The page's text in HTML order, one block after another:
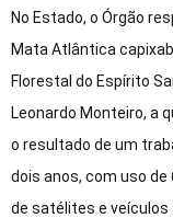
No Estado, o Órgão
Mata Atlântica
Florestal do Espírito
Leonardo Monteiro, a
o resultado de um
dois anos, com uso
de satélites e